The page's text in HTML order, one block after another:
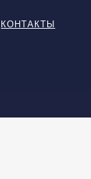
КОНТАКТЫ